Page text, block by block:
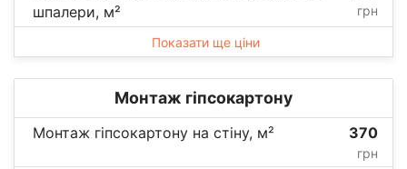
шпалери, м²
грн
Показати ще ціни
Монтаж гіпсокартону
Монтаж гіпсокартону на стіну, м² 370
грн